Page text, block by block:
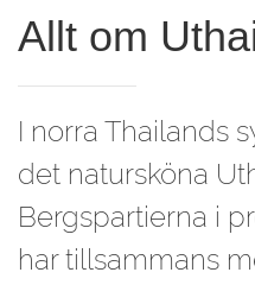
Allt om
I norra Thailands
det natursköna
Bergspartierna i
har tillsammans